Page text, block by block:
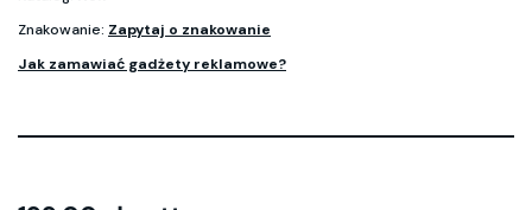
Znakowanie: Zapytaj o znakowanie
Jak zamawiać gadżety reklamowe?